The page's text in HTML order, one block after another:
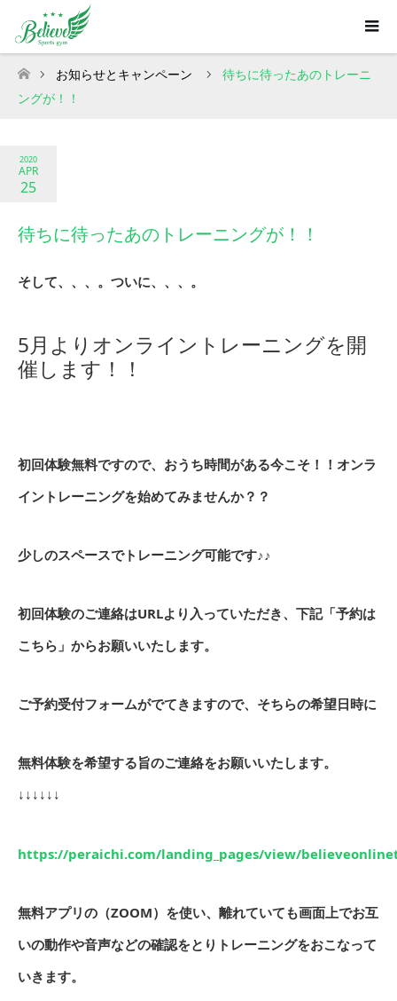
ホーム
お知らせとキャンペーン
待ちに待ったあのトレーニ
ングが！！
2020
APR
25
待ちに待ったあのトレーニングが！！
そして、、、。ついに、、、。
5月よりオンライントレーニングを開
催します！！
初回体験無料ですので、おうち時間がある今こそ！！オンラ
イントレーニングを始めてみませんか？？
少しのスペースでトレーニング可能です♪♪
初回体験のご連絡はURLより入っていただき、下記「予約は
こちら」からお願いいたします。
ご予約受付フォームがでてきますので、そちらの希望日時に
無料体験を希望する旨のご連絡をお願いいたします。
↓ ↓ ↓ ↓ ↓ ↓
https://peraichi.com/landing_pages/view/
無料アプリの（ZOOM）を使い、離れていても画面上でお互
いの動作や音声などの確認をとりトレーニングをおこなって
いきます。